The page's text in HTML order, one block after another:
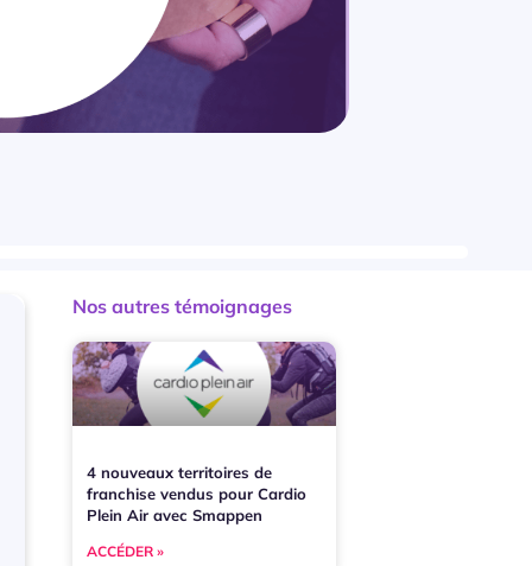
Nos autres témoignages
4 nouveaux territoires de
franchise vendus pour Cardio
Plein Air avec Smappen
ACCÉDER »